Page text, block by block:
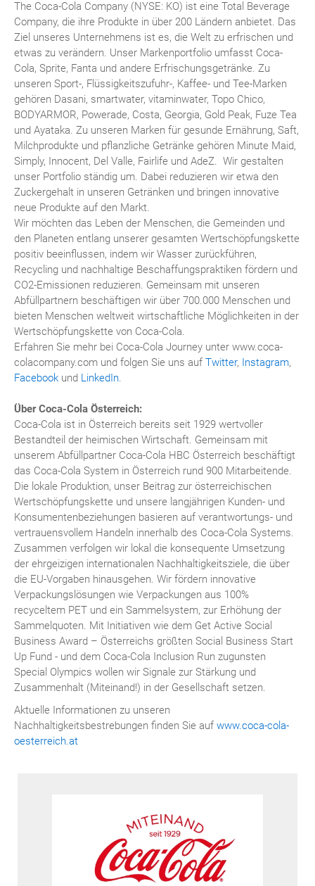
The Coca-Cola Company (NYSE: KO) ist eine Total Beverage
Company, die ihre Produkte in über 200 Ländern anbietet. Das
Ziel unseres Unternehmens ist es, die Welt zu erfrischen und
etwas zu verändern. Unser Markenportfolio umfasst Coca-
Cola, Sprite, Fanta und andere Erfrischungsgetränke. Zu
unseren Sport-, Flüssigkeitszufuhr-, Kaffee- und Tee-Marken
gehören Dasani, smartwater, vitaminwater, Topo Chico,
BODYARMOR, Powerade, Costa, Georgia, Gold Peak, Fuze Tea
und Ayataka. Zu unseren Marken für gesunde Ernährung, Saft,
Milchprodukte und pflanzliche Getränke gehören Minute Maid,
Simply, Innocent, Del Valle, Fairlife und AdeZ. Wir gestalten
unser Portfolio ständig um. Dabei reduzieren wir etwa den
Zuckergehalt in unseren Getränken und bringen innovative
neue Produkte auf den Markt.
Wir möchten das Leben der Menschen, die Gemeinden und
den Planeten entlang unserer gesamten Wertschöpfungskette
positiv beeinflussen, indem wir Wasser zurückführen,
Recycling und nachhaltige Beschaffungspraktiken fördern und
CO2-Emissionen reduzieren. Gemeinsam mit unseren
Abfüllpartnern beschäftigen wir über 700.000 Menschen und
bieten Menschen weltweit wirtschaftliche Möglichkeiten in der
Wertschöpfungskette von Coca-Cola.
Erfahren Sie mehr bei Coca-Cola Journey unter www.coca-
colacompany.com und folgen Sie uns auf Twitter, Instagram,
Facebook und LinkedIn.
Über Coca-Cola Österreich:
Coca-Cola ist in Österreich bereits seit 1929 wertvoller
Bestandteil der heimischen Wirtschaft. Gemeinsam mit
unserem Abfüllpartner Coca-Cola HBC Österreich beschäftigt
das Coca-Cola System in Österreich rund 900 Mitarbeitende.
Die lokale Produktion, unser Beitrag zur österreichischen
Wertschöpfungskette und unsere langjährigen Kunden- und
Konsumentenbeziehungen basieren auf verantwortungs- und
vertrauensvollem Handeln innerhalb des Coca-Cola Systems.
Zusammen verfolgen wir lokal die konsequente Umsetzung
der ehrgeizigen internationalen Nachhaltigkeitsziele, die über
die EU-Vorgaben hinausgehen. Wir fördern innovative
Verpackungslösungen wie Verpackungen aus 100%
recyceltem PET und ein Sammelsystem, zur Erhöhung der
Sammelquoten. Mit Initiativen wie dem Get Active Social
Business Award – Österreichs größten Social Business Start
Up Fund - und dem Coca-Cola Inclusion Run zugunsten
Special Olympics wollen wir Signale zur Stärkung und
Zusammenhalt (Miteinand!) in der Gesellschaft setzen.
Aktuelle Informationen zu unseren
Nachhaltigkeitsbestrebungen finden Sie auf www.coca-cola-
oesterreich.at